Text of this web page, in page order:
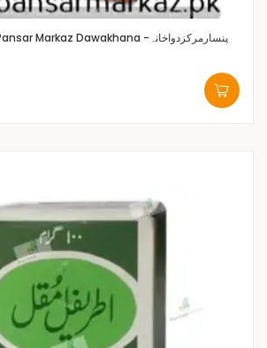
Pansar Markaz Dawakhana -پنسارمرکزدواخانہ